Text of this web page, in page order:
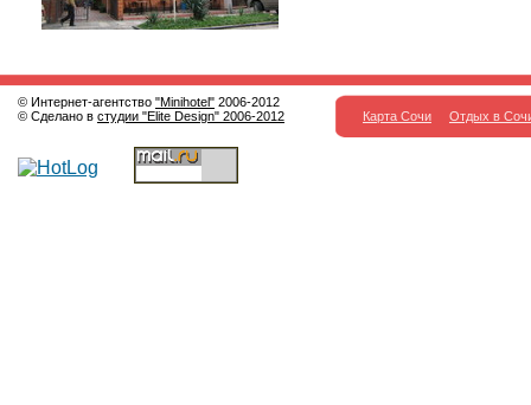
© Интернет-агентство "Minihotel" 2006-2012
© Сделано в студии "Elite Design" 2006-2012 Карта Сочи Отдых в